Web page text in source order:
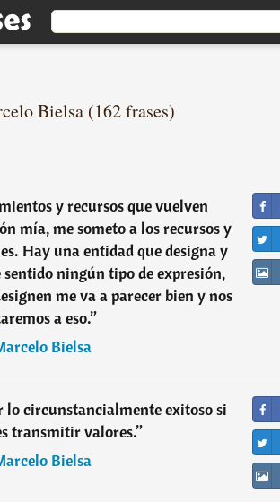
Bielsa (162 frases)
y recursos que vuelven
mía, me someto a los recursos y
Hay una entidad que designa y
ningún tipo de expresión,
me va a parecer bien y nos
a eso.”
Bielsa
lo circunstancialmente exitoso si
transmitir valores.”
Bielsa